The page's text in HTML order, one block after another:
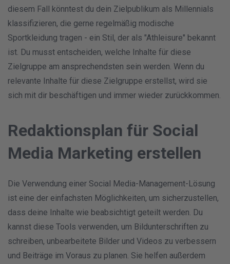
diesem Fall könntest du dein Zielpublikum als Millennials
klassifizieren, die gerne regelmäßig modische
Sportkleidung tragen - ein Stil, der als "Athleisure" bekannt
ist. Du musst entscheiden, welche Inhalte für diese
Zielgruppe am ansprechendsten sein werden. Wenn du
relevante Inhalte für diese Zielgruppe erstellst, wird sie
sich mit dir beschäftigen und immer wieder zurückkommen.
Redaktionsplan für Social
Media Marketing erstellen
Die Verwendung einer Social Media-Management-Lösung
ist eine der einfachsten Möglichkeiten, um sicherzustellen,
dass deine Inhalte wie beabsichtigt geteilt werden. Du
kannst diese Tools verwenden, um Bildunterschriften zu
schreiben, unbearbeitete Bilder und Videos zu verbessern
und Beiträge im Voraus zu planen. Sie helfen außerdem